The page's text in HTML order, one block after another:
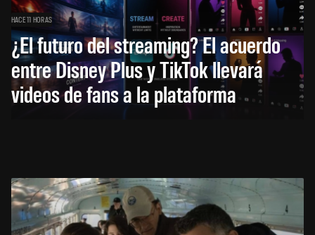
HACE 11 HORAS
¿El futuro del streaming? El acuerdo
entre Disney Plus y TikTok llevará
videos de fans a la plataforma